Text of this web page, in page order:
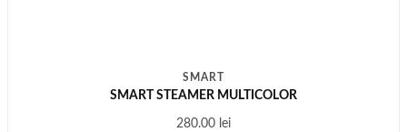
SMART
SMART STEAMER MULTICOLOR
280.00 lei